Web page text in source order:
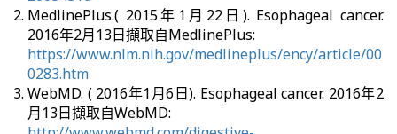
MedlinePlus.( 2015年1月22日). Esophageal cancer.
2016年2月13日擷取自MedlinePlus:
https://www.nlm.nih.gov/medlineplus/ency/article/00
0283.htm
WebMD. ( 2016年1月6日). Esophageal cancer. 2016年2
月13日擷取自WebMD: